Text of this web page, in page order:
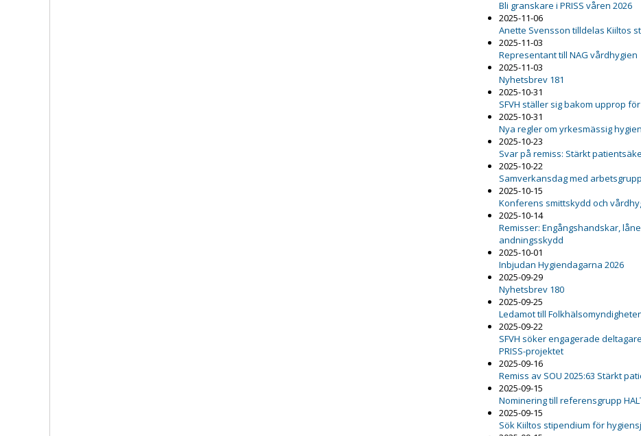
Bli granskare i PRISS våren 2026
2025-11-06
Anette Svensson tilldelas Kiiltos
2025-11-03
Representant till NAG vårdhygien
2025-11-03
Nyhetsbrev 181
2025-10-31
SFVH ställer sig bakom upprop
2025-10-31
Nya regler om yrkesmässig
2025-10-23
Svar på remiss: Stärkt
2025-10-22
Samverkansdag med
2025-10-15
Konferens smittskydd och
2025-10-14
Remisser: Engångshandskar,
andningsskydd
2025-10-01
Inbjudan Hygiendagarna 2026
2025-09-29
Nyhetsbrev 180
2025-09-25
Ledamot till
2025-09-22
SFVH söker engagerade
PRISS-projektet
2025-09-16
Remiss av SOU 2025:63 Stärkt
2025-09-15
Nominering till referensgrupp
2025-09-15
Sök Kiiltos stipendium för